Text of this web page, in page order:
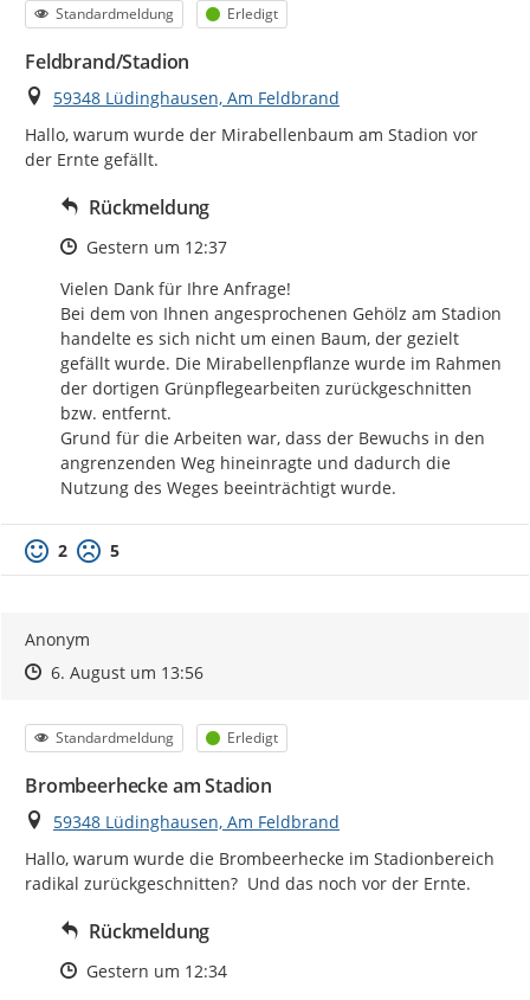
Kategorie
Standardmeldung Status
Erledigt
Feldbrand/Stadion
Ort
59348 Lüdinghausen, Am Feldbrand
Hallo, warum wurde der Mirabellenbaum am Stadion vor
der Ernte gefällt.
Rückmeldung
Zeitpunkt des Erstellens
Gestern um 12:37
Vielen Dank für Ihre Anfrage!
Bei dem von Ihnen angesprochenen Gehölz am Stadion
handelte es sich nicht um einen Baum, der gezielt
gefällt wurde. Die Mirabellenpflanze wurde im Rahmen
der dortigen Grünpflegearbeiten zurückgeschnitten
bzw. entfernt.
Grund für die Arbeiten war, dass der Bewuchs in den
angrenzenden Weg hineinragte und dadurch die
Nutzung des Weges beeinträchtigt wurde.
2 5
Anonym
Zeitpunkt des Erstellens
Zeitpunkt des Erstellens
6. August um 13:56Zur Äußerung
Kategorie
Standardmeldung Status
Erledigt
Brombeerhecke am Stadion
Ort
59348 Lüdinghausen, Am Feldbrand
Hallo, warum wurde die Brombeerhecke im Stadionbereich
radikal zurückgeschnitten?  Und das noch vor der Ernte.
Rückmeldung
Zeitpunkt des Erstellens
Gestern um 12:34